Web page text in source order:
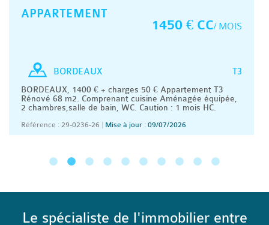
APPARTEMENT
1450 € CC/ MOIS
T3
BORDEAUX
BORDEAUX, 1400 € + charges 50 € Appartement T3
Rénové 68 m2. Comprenant cuisine Aménagée équipée,
2 chambres,salle de bain, WC. Caution : 1 mois HC.
Référence : 29-0236-26 Mise à jour : 09/07/2026
Le spécialiste de l'immobilier entre